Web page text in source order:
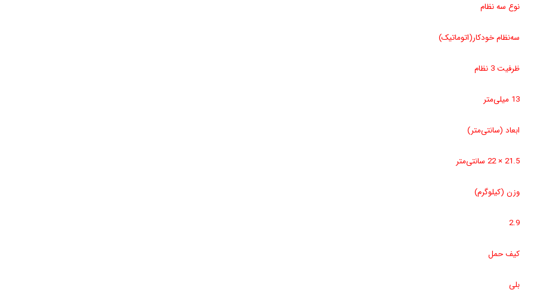
نوع سه نظام
سه‌نظام خودکار(اتوماتیک)
ظرفیت 3 نظام
13 میلی‌متر
ابعاد (سانتی‌متر)
21.5 × 22 سانتی‌متر
وزن (کیلوگرم)
2.9
کیف حمل
بلی